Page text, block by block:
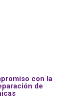
con la
de